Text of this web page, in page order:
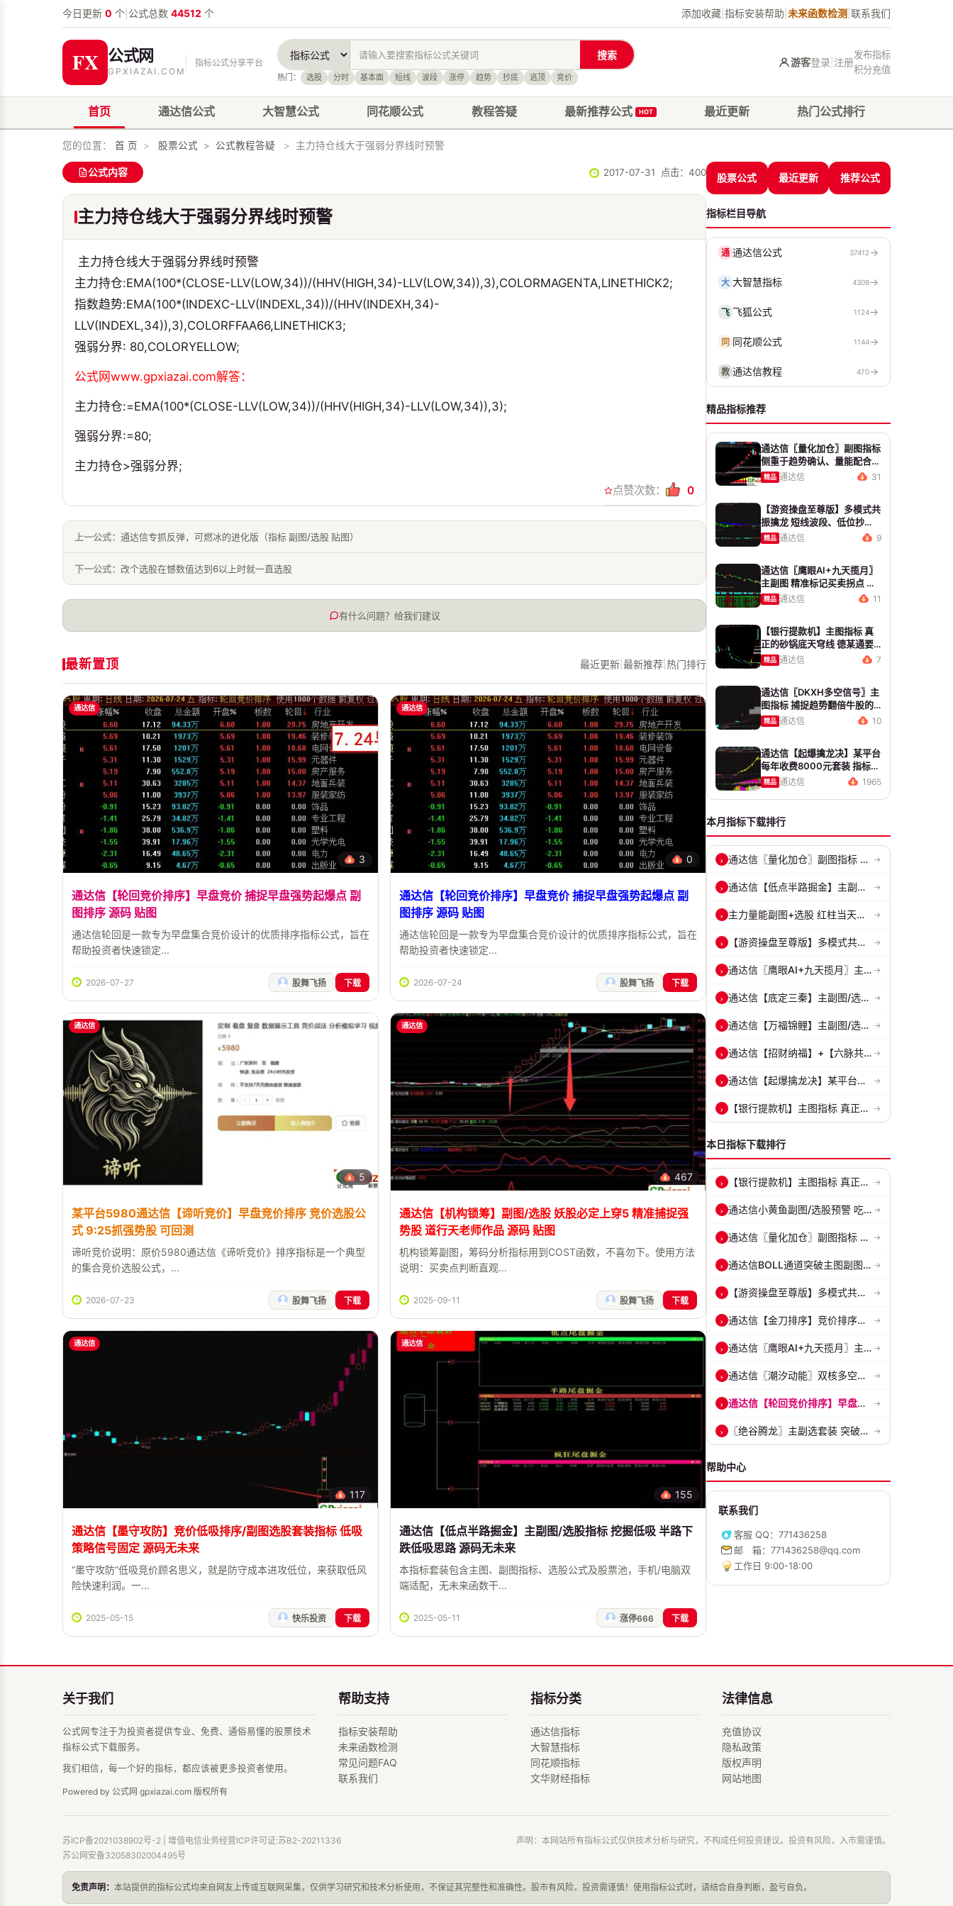
今日更新 0 个 公式总数 44512 个 添加收藏 指标安装帮助 未来函数检测 联系我们
公式网
GPXIAZAI.COM
指标公式分享平台
搜索
热门： 选股 分时 基本面 短线 波段 涨停 趋势 抄底 逃顶 竞价
游客登录 注册
发布指标
积分充值
首页 通达信公式 大智慧公式 同花顺公式 教程答疑 最新推荐公式 HOT 最近更新 热门公式排行
您的位置： 首 页 > 股票公式 > 公式教程答疑 > 主力持仓线大于强弱分界线时预警
公式内容 2017-07-31 点击： 400
主力持仓线大于强弱分界线时预警
主力持仓线大于强弱分界线时预警
主力持仓:EMA(100*(CLOSE-LLV(LOW,34))/(HHV(HIGH,34)-LLV(LOW,34)),3),COLORMAGENTA,LINETHICK2;
指数趋势:EMA(100*(INDEXC-LLV(INDEXL,34))/(HHV(INDEXH,34)-
LLV(INDEXL,34)),3),COLORFFAA66,LINETHICK3;
强弱分界: 80,COLORYELLOW;
公式网www.gpxiazai.com解答：
主力持仓:=EMA(100*(CLOSE-LLV(LOW,34))/(HHV(HIGH,34)-LLV(LOW,34)),3);
强弱分界:=80;
主力持仓>强弱分界;
点赞次数： 0
上一公式： 通达信专抓反弹，可燃冰的进化版（指标 副图/选股 贴图）
下一公式： 改个选股在憾数值达到6以上时就一直选股
有什么问题？给我们建议
最新置顶 最近更新 最新推荐 热门排行
通达信
3
通达信【轮回竞价排序】早盘竞价 捕捉早盘强势起爆点 副
图排序 源码 贴图
通达信轮回是一款专为早盘集合竞价设计的优质排序指标公式，旨在
帮助投资者快速锁定...
2026-07-27 股舞飞扬 下载
通达信
0
通达信【轮回竞价排序】早盘竞价 捕捉早盘强势起爆点 副
图排序 源码 贴图
通达信轮回是一款专为早盘集合竞价设计的优质排序指标公式，旨在
帮助投资者快速锁定...
2026-07-24 股舞飞扬 下载
通达信
5
某平台5980通达信【谛听竞价】早盘竞价排序 竞价选股公
式 9:25抓强势股 可回测
谛听竞价说明：原价5980通达信《谛听竞价》排序指标是一个典型
的集合竞价选股公式，...
2026-07-23 股舞飞扬 下载
通达信
467
通达信【机构锁筹】副图/选股 妖股必定上穿5 精准捕捉强
势股 道行天老师作品 源码 贴图
机构锁筹副图，筹码分析指标用到COST函数，不喜勿下。使用方法
说明：买卖点判断直观...
2025-09-11 股舞飞扬 下载
通达信
117
通达信【墨守攻防】竞价低吸排序/副图选股套装指标 低吸
策略信号固定 源码无未来
“墨守攻防”低吸竞价顾名思义，就是防守成本进攻低位，来获取低风
险快速利润。一...
2025-05-15 快乐投资 下载
通达信
155
通达信【低点半路掘金】主副图/选股指标 挖掘低吸 半路下
跌低吸思路 源码无未来
本指标套装包含主图、副图指标、选股公式及股票池，手机/电脑双
端适配，无未来函数干...
2025-05-11 涨停666 下载
股票公式 最近更新 推荐公式
指标栏目导航
通 通达信公式 37412→
大 大智慧指标 4309→
飞 飞狐公式 1124→
同 同花顺公式 1144→
教 通达信教程 470→
精品指标推荐
通达信〖量化加仓〗副图指标
侧重于趋势确认、量能配合与
高低位反转信号 源码 贴图
精品 通达信 31
【游资操盘至尊版】多模式共
振擒龙 短线波段、低位抄
底、游资启动行情量身打造
精品 通达信 9
通达信〖鹰眼AI+九天揽月〗
主副图 精准标记买卖拐点 九
维因子共振过滤杂波
精品 通达信 11
【银行提款机】主图指标 真
正的砂锅底天穹线 德某通要
价10万的主图核心算法雷同
版
精品 通达信 7
通达信〖DKXH多空信号〗主
图指标 捕捉趋势翻倍牛股的
最佳股票指标公式之一
精品 通达信 10
通达信【起爆擒龙决】某平台
每年收费8000元套装 指标源
码 无未来
精品 通达信 1965
本月指标下载排行
› 通达信〖量化加仓〗副图指标 侧重于趋势确认、量能配合与高低位反转信号... →
› 通达信【低点半路掘金】主副图/选股指标 挖掘低吸 半路下跌低吸思路 源... →
› 主力量能副图+选股 红柱当天主动买入量 绿柱主动卖出量 →
› 【游资操盘至尊版】多模式共振擒龙 短线波段、低位抄底、游资启动行情量... →
› 通达信〖鹰眼AI+九天揽月〗主副图 精准标记买卖拐点 九维因子共振过滤杂... →
› 通达信【底定三秦】主副图/选股 连板龙头低吸精准量化 出票少而精 五年... →
› 通达信【万福锦鲤】主副图/选股 一进二主升和锦鲤回调两种模式 源码 →
› 通达信【招财纳福】+【六脉共振】主副图/选股 自用经历实战的指标 抓强... →
› 通达信【起爆擒龙决】某平台每年收费8000元套装 指标源码 无未来 →
› 【银行提款机】主图指标 真正的砂锅底天穹线 德某通要价10万的主图核心... →
本日指标下载排行
› 【银行提款机】主图指标 真正的砂锅底天穹线 德某通要价10万的主图核心... →
› 通达信小黄鱼副图/选股预警 吃肉密码 捕捉最强拉升段 源码 贴图 →
› 通达信〖量化加仓〗副图指标 侧重于趋势确认、量能配合与高低位反转信号... →
› 通达信BOLL通道突破主图副图和选股指标 BOLL通达突破追踪主力动向 源码... →
› 【游资操盘至尊版】多模式共振擒龙 短线波段、低位抄底、游资启动行情量... →
› 通达信【金刀排序】竞价排序选股指标 精准捕捉强势首板 源码 贴图 →
› 通达信〖鹰眼AI+九天揽月〗主副图 精准标记买卖拐点 九维因子共振过滤杂... →
› 通达信〖潮汐动能〗双核多空副图 评估上涨动能 量化判断多空力量的强弱... →
› 通达信【轮回竞价排序】早盘竞价 捕捉早盘强势起爆点 副图排序 源码 贴... →
› 〖绝谷腾龙〗主副选套装 突破黄金分水岭，第一根跳空金手指全套战法 →
帮助中心
联系我们
客服 QQ：771436258
邮 箱：771436258@qq.com
工作日 9:00-18:00
关于我们
公式网专注于为投资者提供专业、免费、通俗易懂的股票技术
指标公式下载服务。
我们相信，每一个好的指标，都应该被更多投资者使用。
Powered by 公式网 gpxiazai.com 版权所有
帮助支持
指标安装帮助
未来函数检测
常见问题FAQ
联系我们
指标分类
通达信指标
大智慧指标
同花顺指标
文华财经指标
法律信息
充值协议
隐私政策
版权声明
网站地图
苏ICP备2021038902号-2 | 增值电信业务经营ICP许可证:苏B2-20211336
苏公网安备32058302004495号
声明：本网站所有指标公式仅供技术分析与研究，不构成任何投资建议。投资有风险，入市需谨慎。
免责声明： 本站提供的指标公式均来自网友上传或互联网采集，仅供学习研究和技术分析使用，不保证其完整性和准确性。股市有风险，投资需谨慎！使用指标公式时，请结合自身判断，盈亏自负。